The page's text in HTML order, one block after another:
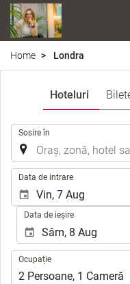
Home Londra
Hoteluri
Sosire în
Data de intrare
Data de ieșire
Ocupație
Ocupație
2 Persoane, 1 Cameră